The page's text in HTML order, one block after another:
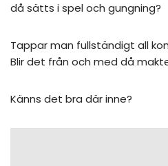
då sätts i spel och gungning?
Tappar man fullständigt all
Blir det från och med då
Känns det bra där inne?